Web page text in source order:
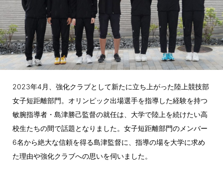
2023年4月、強化クラブとして新たに立ち上がった陸上競技部
女子短距離部門。オリンピック出場選手を指導した経験を持つ
敏腕指導者・島津勝己監督の就任は、大学で陸上を続けたい高
校生たちの間で話題となりました。女子短距離部門のメンバー
6名から絶大な信頼を得る島津監督に、指導の場を大学に求め
た理由や強化クラブへの思いを伺いました。